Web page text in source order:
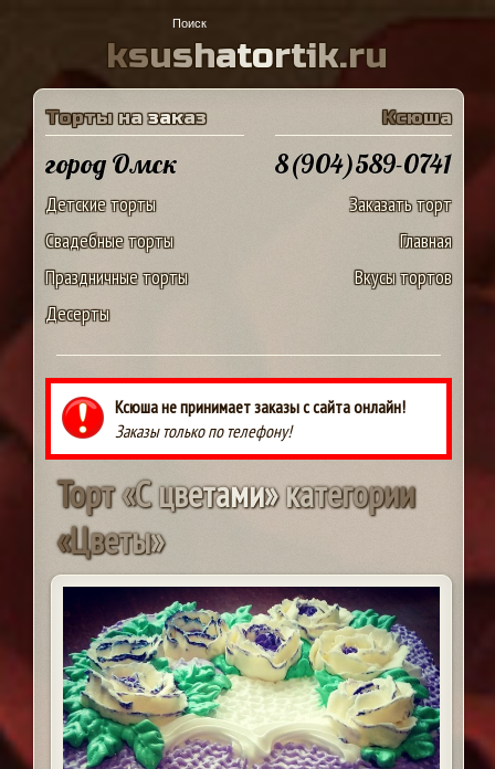
ksushatortik.ru
Торты на заказ
город Омск
Детские торты
Свадебные торты
Праздничные торты
Десерты
Ксюша
8(904)589-0741
Заказать торт
Главная
Вкусы тортов
Ксюша не принимает заказы с сайта онлайн!
Заказы только по телефону!
Торт«Сцветами»категории
«Цветы»